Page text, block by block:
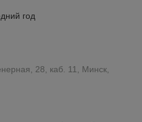
год
28, каб. 11, Минск,